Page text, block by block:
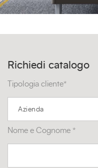
Richiedi catalogo
Tipologia cliente*
Nome e Cognome *